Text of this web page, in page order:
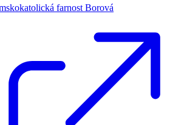
farnost Borová